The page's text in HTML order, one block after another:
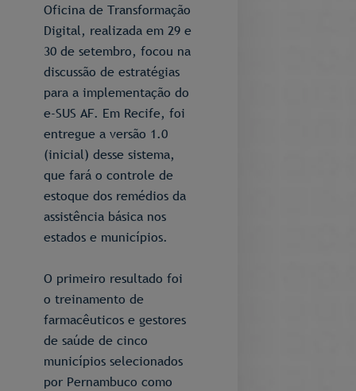
Oficina de Transformação
Digital, realizada em 29 e
30 de setembro, focou na
discussão de estratégias
para a implementação do
e-SUS AF. Em Recife, foi
entregue a versão 1.0
(inicial) desse sistema,
que fará o controle de
estoque dos remédios da
assistência básica nos
estados e municípios.
O primeiro resultado foi
o treinamento de
farmacêuticos e gestores
de saúde de cinco
municípios selecionados
por Pernambuco como